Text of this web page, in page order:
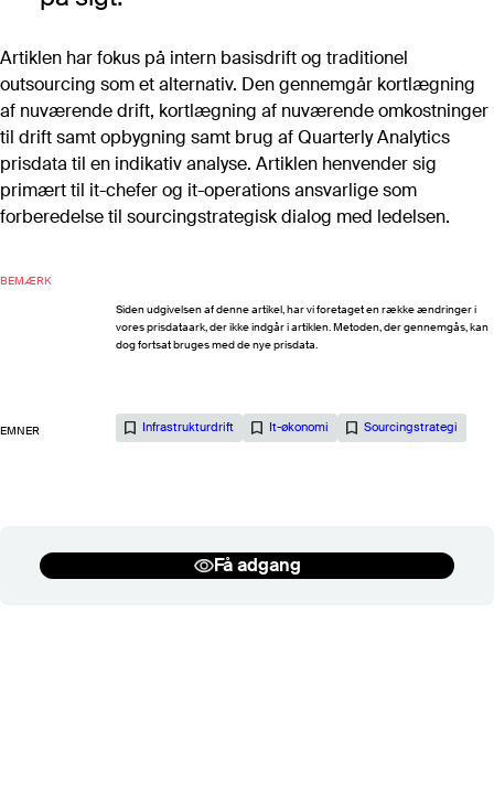
Se flere
Roller Alle roller
IT-ansvarlig
Salg og rådgivning
Artiklen har fokus på intern basisdrift og traditionel
outsourcing som et alternativ. Den gennemgår kortlægning
af nuværende drift, kortlægning af nuværende omkostninger
til drift samt opbygning samt brug af Quarterly Analytics
prisdata til en indikativ analyse. Artiklen henvender sig
primært til it-chefer og it-operations ansvarlige som
forberedelse til sourcingstrategisk dialog med ledelsen.
BEMÆRK
Siden udgivelsen af denne artikel, har vi foretaget en række ændringer i
vores prisdataark, der ikke indgår i artiklen. Metoden, der gennemgås, kan
dog fortsat bruges med de nye prisdata.
EMNER Infrastrukturdrift It-økonomi Sourcingstrategi
Få adgang